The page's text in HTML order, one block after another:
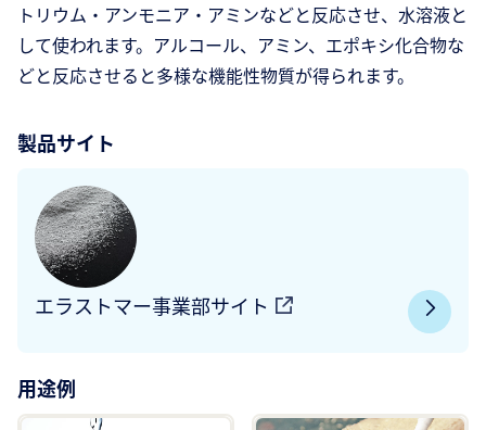
トリウム・アンモニア・アミンなどと反応させ、水溶液と
して使われます。アルコール、アミン、エポキシ化合物な
どと反応させると多様な機能性物質が得られます。
製品サイト
エラストマー事業部サイト
用途例